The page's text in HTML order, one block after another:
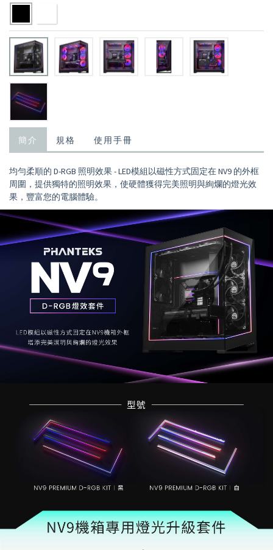
簡介 規格 使用手冊
均勻柔順的 D-RGB 照明效果 - LED模組以磁性方式固定在 NV9 的外框
周圍，提供獨特的照明效果，使硬體獲得完美照明與絢爛的燈光效
果，豐富您的電腦體驗。